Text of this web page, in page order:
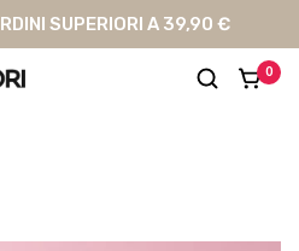
SUPERIORI A 39,90 €
0